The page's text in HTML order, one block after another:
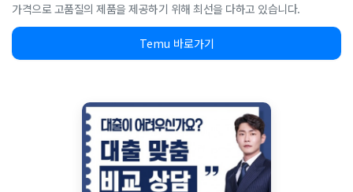
가격으로 고품질의 제품을 제공하기 위해 최선을 다하고 있습니다.
Temu 바로가기